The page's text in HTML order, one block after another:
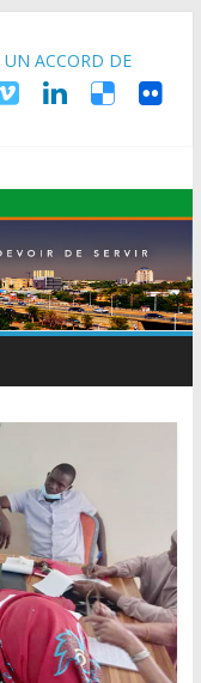
ACCORD DE
POUR
DE L’OUEST
a reçu en audience
du Kawar.
vital aux économies
(Communiqué)
à Maradi les
Burkina Faso et du
de l’État, S.E le
Nationale de